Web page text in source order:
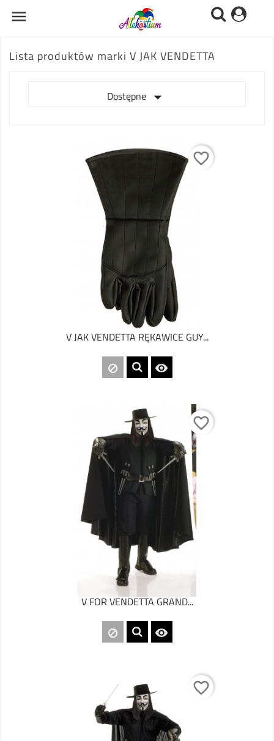

Lista produktów marki V JAK VENDETTA
Dostępne 
favorite_border
V JAK VENDETTA RĘKAWICE GUY...

favorite_border
V FOR VENDETTA GRAND...

favorite_border